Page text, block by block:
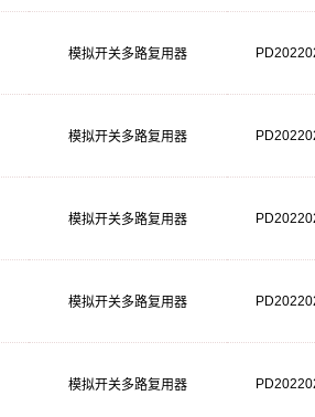
模拟开关多路复用器
模拟开关多路复用器
模拟开关多路复用器
模拟开关多路复用器
模拟开关多路复用器